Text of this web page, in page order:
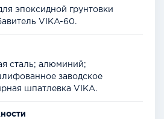
эпоксидной грунтовки
VIKA-60.
сталь; алюминий;
заводское
шпатлевка VIKA.